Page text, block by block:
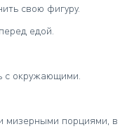
свою фигуру.
едой.
с окружающими.
мизерными порциями, в